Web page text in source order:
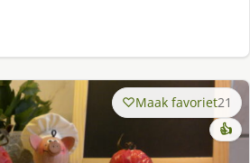
Maak favoriet21
👍